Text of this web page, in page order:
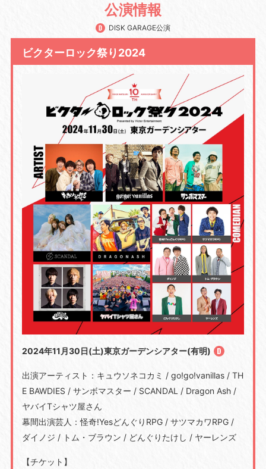
公演情報
DISK GARAGE公演
ビクターロック祭り2024
2024年11月30日(土)東京ガーデンシアター(有明)
出演アーティスト：キュウソネコカミ / go!go!vanillas / TH
E BAWDIES / サンボマスター / SCANDAL / Dragon Ash /
ヤバイTシャツ屋さん
幕間出演芸人：怪奇!YesどんぐりRPG / サツマカワRPG /
ダイノジ / トム・ブラウン / どんぐりたけし / ヤーレンズ
【チケット】